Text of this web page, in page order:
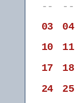
--
--
03
04
10
11
17
18
24
25